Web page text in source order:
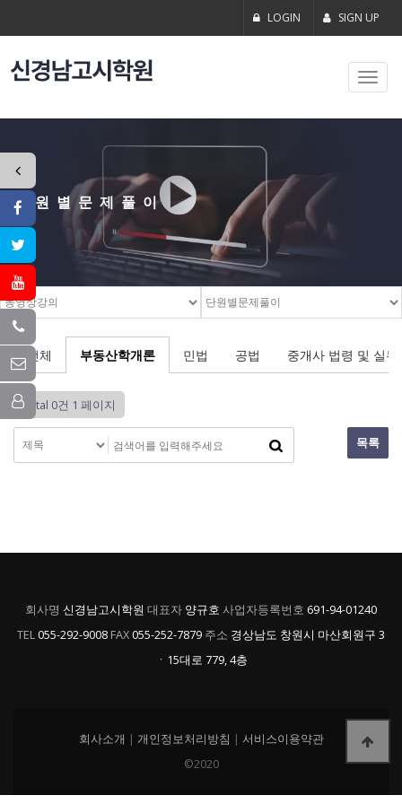
LOGIN SIGN UP
단원별문제풀이
전체 부동산학개론 민법 공법 중개사 법령 및 실무
Total 0건 1 페이지
목록
회사명 신경남고시학원 대표자 양규호 사업자등록번호 691-94-01240
TEL055-292-9008 FAX055-252-7879 주소 경상남도 창원시 마산회원구 3
ㆍ15대로 779, 4층
회사소개 | 개인정보처리방침 | 서비스이용약관
©2020